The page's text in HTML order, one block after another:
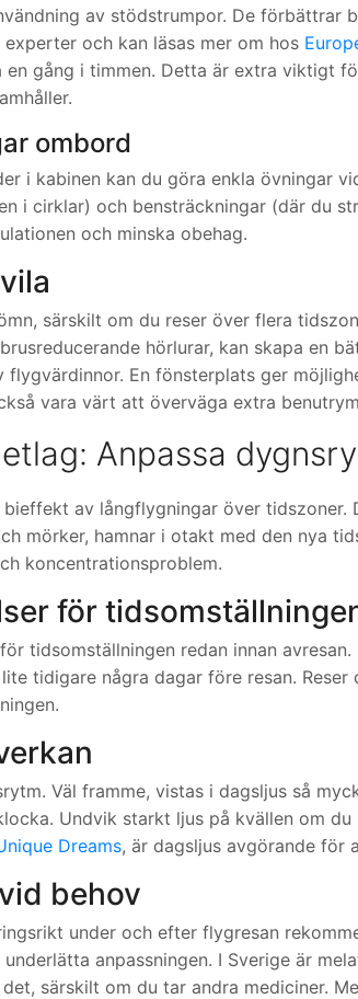
av stödstrumpor. De förbättrar
och kan läsas mer om hos
en gång i timmen. Detta är extra viktigt
ombord
i kabinen kan du göra enkla övningar
i cirklar) och bensträckningar (där du
och minska obehag.
särskilt om du reser över flera
hörlurar, kan skapa en
flygvärdinnor. En fönsterplats ger
vara värt att överväga extra
Anpassa
av långflygningar över tidszoner.
mörker, hamnar i otakt med den nya
koncentrationsproblem.
för
tidsomställningen redan innan
tidigare några dagar före resan.
Väl framme, vistas i dagsljus så
Undvik starkt ljus på kvällen om
Dreams, är dagsljus avgörande för
behov
under och efter flygresan
underlätta anpassningen. I Sverige är
särskilt om du tar andra mediciner.